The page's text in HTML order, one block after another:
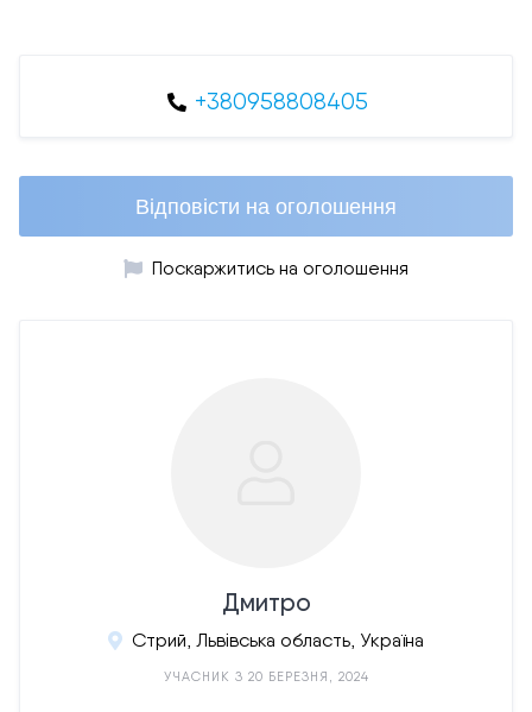
+380958808405
Відповісти на оголошення
Поскаржитись на оголошення
Дмитро
Стрий, Львівська область, Україна
УЧАСНИК З 20 БЕРЕЗНЯ, 2024